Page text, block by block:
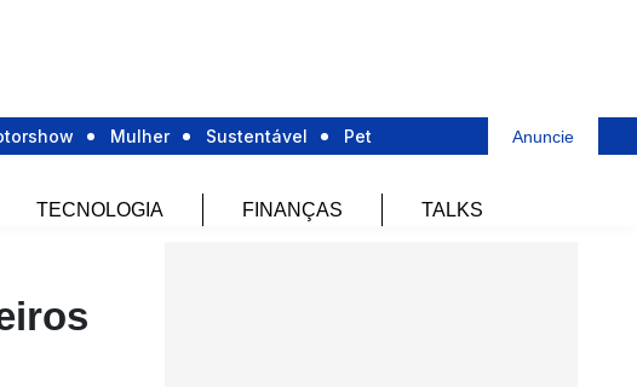
Mulher Sustentável Pet Anuncie
TECNOLOGIA FINANÇAS TALKS